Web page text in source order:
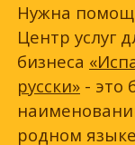
Нужна
Центр услуг
бизнеса
русски» - это
родном